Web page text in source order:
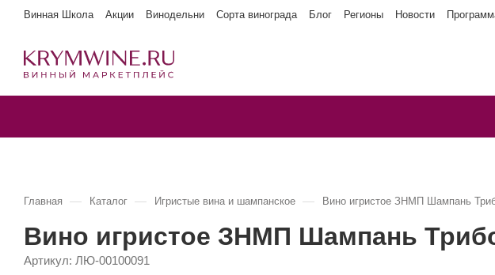
Винная Школа Акции Винодельни Сорта винограда Блог Регионы Новости
Главная — Каталог — Игристые вина и шампанское — Вино игристое ЗНМП Шампань
Вино игристое ЗНМП Шампань
Артикул: ЛЮ-00100091